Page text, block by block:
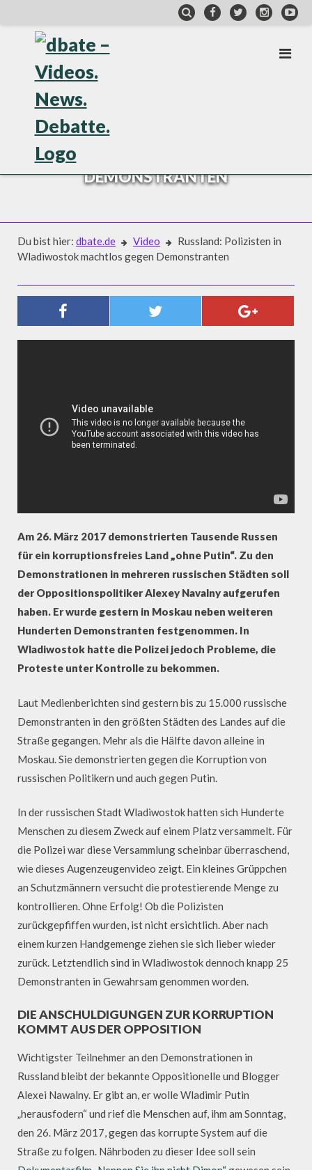
content
RUSSLAND: POLIZISTEN IN
WLADIWOSTOK MACHTLOS GEGEN
DEMONSTRANTEN
Du bist hier: dbate.de Video
Russland: Polizisten in
Wladiwostok machtlos gegen Demonstranten
RUSSLAND: POLIZISTEN IN
WLADIWOSTOK MACHTLOS
GEGEN DEMONSTRANTEN
Am 26. März 2017 demonstrierten Tausende Russen
für ein korruptionsfreies Land „ohne Putin“. Zu den
Demonstrationen in mehreren russischen Städten soll
der Oppositionspolitiker Alexey Navalny aufgerufen
haben. Er wurde gestern in Moskau neben weiteren
Hunderten Demonstranten festgenommen. In
Wladiwostok hatte die Polizei jedoch Probleme, die
Proteste unter Kontrolle zu bekommen.
Laut Medienberichten sind gestern bis zu 15.000 russische
Demonstranten in den größten Städten des Landes auf die
Straße gegangen. Mehr als die Hälfte davon alleine in
Moskau. Sie demonstrierten gegen die Korruption von
russischen Politikern und auch gegen Putin.
In der russischen Stadt Wladiwostok hatten sich Hunderte
Menschen zu diesem Zweck auf einem Platz versammelt. Für
die Polizei war diese Versammlung scheinbar überraschend,
wie dieses Augenzeugenvideo zeigt. Ein kleines Grüppchen
an Schutzmännern versucht die protestierende Menge zu
kontrollieren. Ohne Erfolg! Ob die Polizisten
zurückgepfiffen wurden, ist nicht ersichtlich. Aber nach
einem kurzen Handgemenge ziehen sie sich lieber wieder
zurück. Letztendlich sind in Wladiwostok dennoch knapp 25
Demonstranten in Gewahrsam genommen worden.
DIE ANSCHULDIGUNGEN ZUR KORRUPTION
KOMMT AUS DER OPPOSITION
Wichtigster Teilnehmer an den Demonstrationen in
Russland bleibt der bekannte Oppositionelle und Blogger
Alexei Nawalny. Er gibt an, er wolle Wladimir Putin
„herausfodern“ und rief die Menschen auf, ihm am Sonntag,
den 26. März 2017, gegen das korrupte System auf die
Straße zu folgen. Nährboden zu dieser Idee soll sein